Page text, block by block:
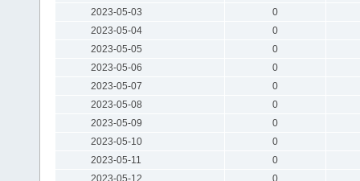
2023-05-03
0
2023-05-04
0
2023-05-05
0
2023-05-06
0
2023-05-07
0
2023-05-08
0
2023-05-09
0
2023-05-10
0
2023-05-11
0
2023-05-12
0